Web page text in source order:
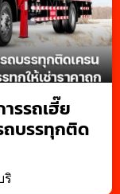
รรถเฮี๊ย
ถบรรทุกติด
ริ